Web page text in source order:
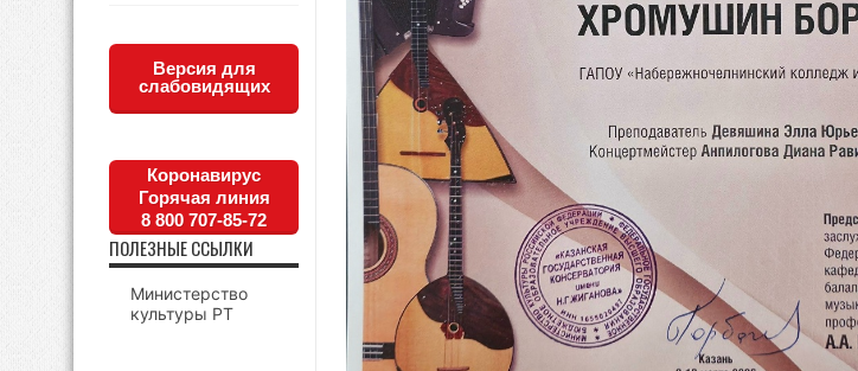
Версия для
слабовидящих
Коронавирус
Горячая линия
8 800 707-85-72
ПОЛЕЗНЫЕ ССЫЛКИ
Министерство
культуры РТ